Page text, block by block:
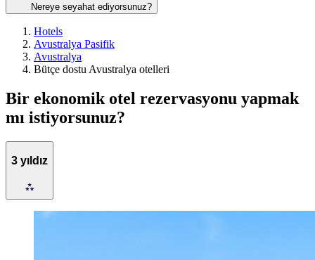
Nereye seyahat ediyorsunuz?
Hotels
Avustralya Pasifik
Avustralya
Bütçe dostu Avustralya otelleri
Bir ekonomik otel rezervasyonu yapmak
mı istiyorsunuz?
3 yıldız